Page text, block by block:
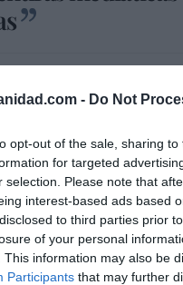
- Do Not
opt-out of the sale, sharing
for targeted
selection. Please note that
interest-based ads based
to third parties prior
of your personal
This information may also be
Participants that may further
pensamientos, a su
Iglesia, y por qué no
que esos
su estrategia.
magnificando
la Iglesia,
todas las acciones
misma senda que